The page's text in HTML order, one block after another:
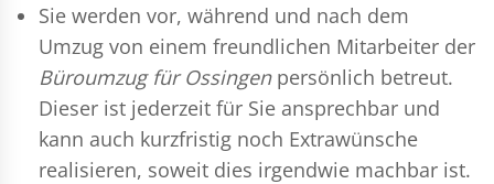
Sie werden vor, während und nach dem
Umzug von einem freundlichen Mitarbeiter der
Büroumzug für Ossingenpersönlich betreut.
Dieser ist jederzeit für Sie ansprechbar und
kann auch kurzfristig noch Extrawünsche
realisieren, soweit dies irgendwie machbar ist.